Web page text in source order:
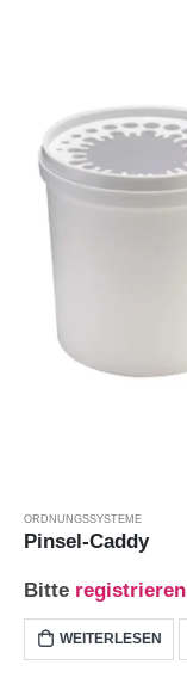
ORDNUNGSSYSTEME
Pinsel-Caddy
Bitte registrieren
WEITERLESEN